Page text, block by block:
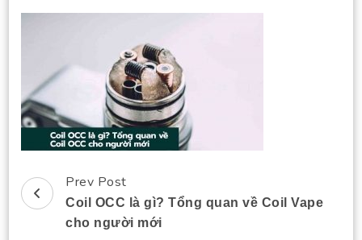
Post
Navigation
Prev Post
Coil OCC là gì? Tổng quan về Coil Vape
cho người mới